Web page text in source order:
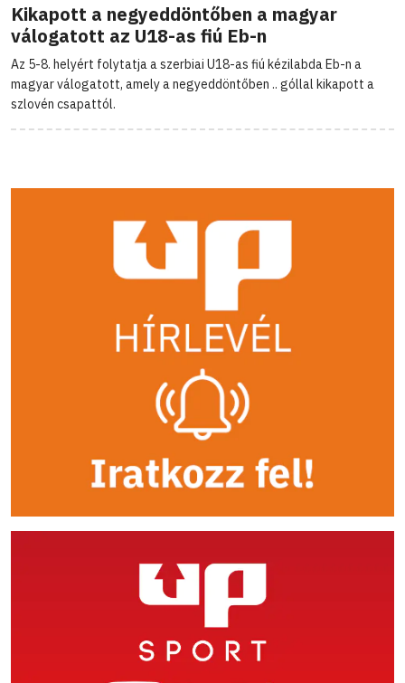
Kikapott a negyeddöntőben a magyar
válogatott az U18-as fiú Eb-n
Az 5-8. helyért folytatja a szerbiai U18-as fiú kézilabda Eb-n a
magyar válogatott, amely a negyeddöntőben .. góllal kikapott a
szlovén csapattól.